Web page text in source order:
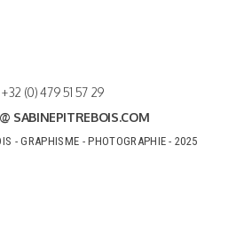
+32 (0) 479 51 57 29
SABINEPITREBOIS.COM
- GRAPHISME - PHOTOGRAPHIE - 2025